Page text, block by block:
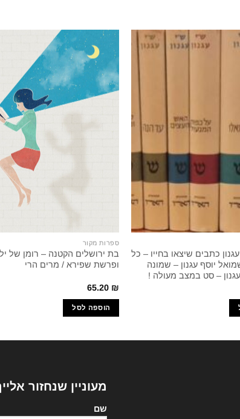
כתבים שיצאו בחייו – כל
יוסף עגנון – שמונה
– סט במצב מעולה !
ספרות מקור
בת ירושלים הקטנה – רומן של
ופרשת שפירא / מרים הרי
65.20 ₪
הוספה לסל
מעוניין שנחזור
שם